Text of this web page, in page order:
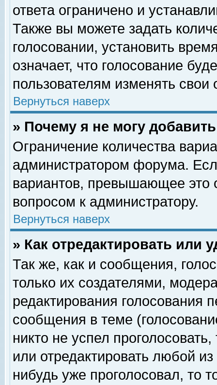
ответа ограничено и
Также вы можете задать
голосовании, установить
означает, что голосование
пользователям изменять свои
Вернуться наверх
» Почему я не могу
Ограничение количества
администратором форума.
вариантов, превышающее это
вопросом к администратору.
Вернуться наверх
» Как отредактировать или
Так же, как и сообщения,
только их создателями,
редактирования голосования
сообщения в теме
никто не успел
или отредактировать любой
нибудь уже проголосовал, то